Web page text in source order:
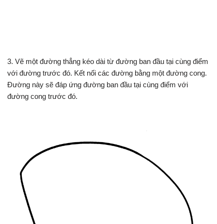
3. Vẽ một đường thẳng kéo dài từ đường ban đầu tại cùng điểm
với đường trước đó. Kết nối các đường bằng một đường cong.
Đường này sẽ đáp ứng đường ban đầu tại cùng điểm với
đường cong trước đó.